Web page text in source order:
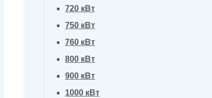
720 кВт
750 кВт
760 кВт
800 кВт
900 кВт
1000 кВт